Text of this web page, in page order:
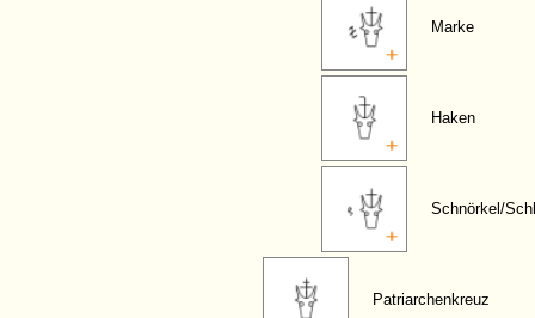
Marke
Haken
Schnörkel/
Patriarchenkreuz